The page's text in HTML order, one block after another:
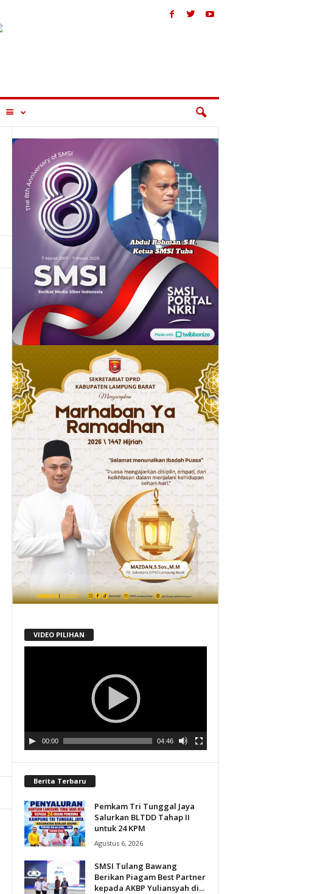
MORE
VIDEO PILIHAN
00:00 04:46
Berita Terbaru
Pemkam Tri Tunggal Jaya
Salurkan BLTDD Tahap II
untuk 24 KPM
Agustus 6, 2026
SMSI Tulang Bawang
Berikan Piagam Best Partner
kepada AKBP Yuliansyah di...